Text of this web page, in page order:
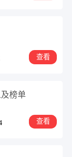
查看
榜单
查看